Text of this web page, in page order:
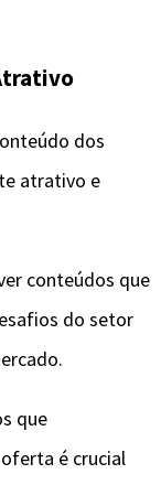
dos
atrativo e
conteúdos que
do setor
que
é crucial